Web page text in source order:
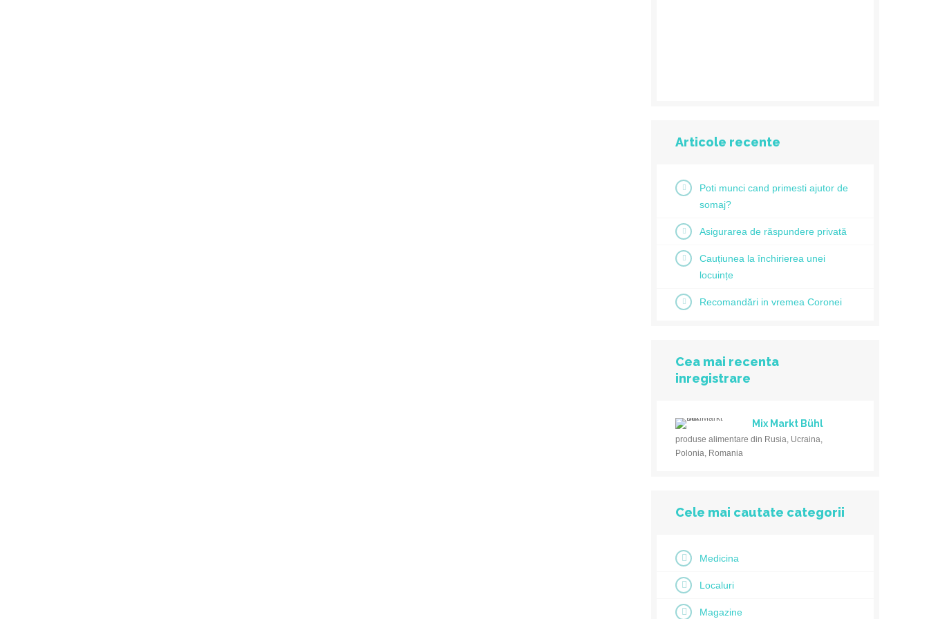
Articole recente
Poti munci cand primesti ajutor de
somaj?
Asigurarea de răspundere privată
Cauțiunea la închirierea unei
locuințe
Recomandări in vremea Coronei
Cea mai recenta
inregistrare
Mix Markt Bühl
produse alimentare din Rusia, Ucraina,
Polonia, Romania
Cele mai cautate categorii
Medicina
Localuri
Magazine